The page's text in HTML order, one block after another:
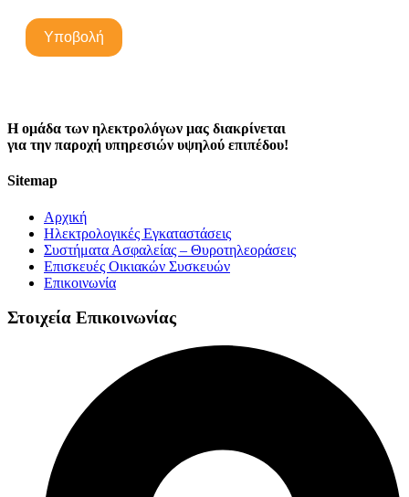
Η ομάδα των ηλεκτρολόγων μας διακρίνεται
για την παροχή υπηρεσιών υψηλού επιπέδου!
Sitemap
Αρχική
Ηλεκτρολογικές Εγκαταστάσεις
Συστήματα Ασφαλείας – Θυροτηλεοράσεις
Επισκευές Οικιακών Συσκευών
Επικοινωνία
Στοιχεία Επικοινωνίας